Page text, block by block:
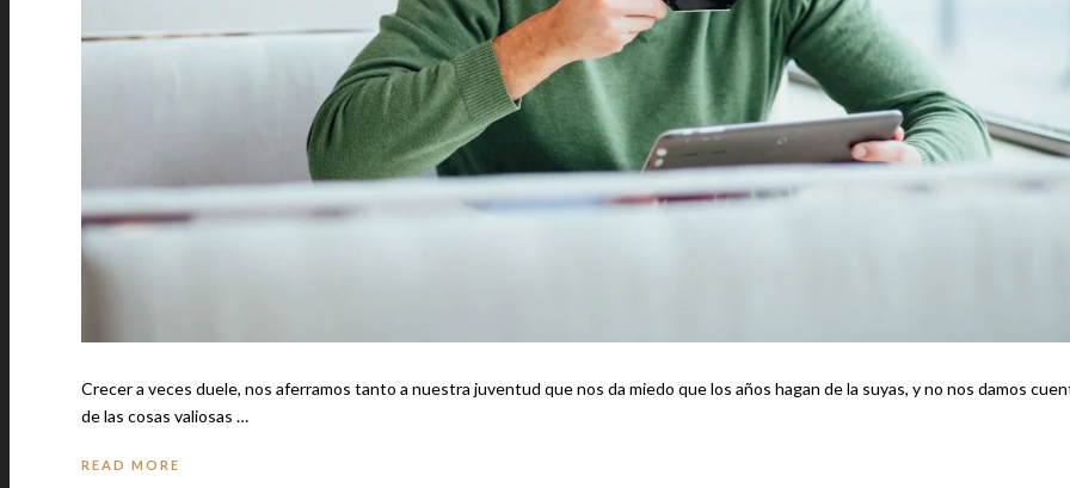
Crecer a veces duele, nos aferramos tanto a nuestra juventud que nos da miedo que los años hagan de la suyas, y no nos damos
de las cosas valiosas …
READ MORE